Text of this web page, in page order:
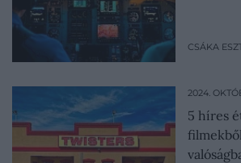
CSÁKA
2024.
5 híres